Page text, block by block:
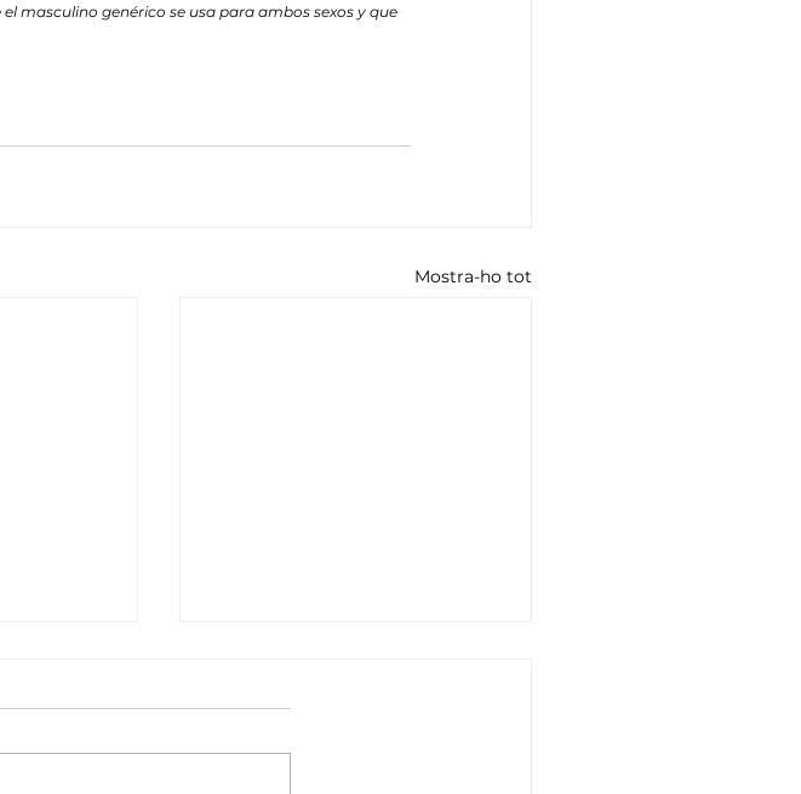
masculino genérico se usa para ambos sexos y que
Mostra-ho tot